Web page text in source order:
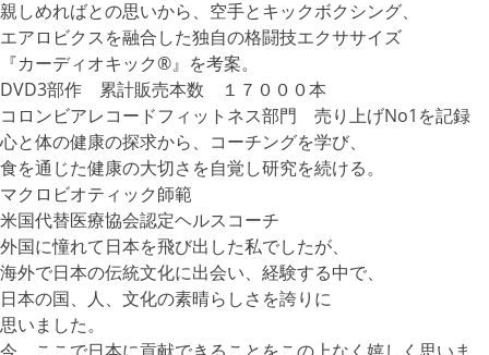
親しめればとの思いから、空手とキックボクシング、
エアロビクスを融合した独自の格闘技エクササイズ
『カーディオキック®』を考案。
DVD3部作 累計販売本数 １７０００本
コロンビアレコードフィットネス部門 売り上げNo1を記録
心と体の健康の探求から、コーチングを学び、
食を通じた健康の大切さを自覚し研究を続ける。
マクロビオティック師範
米国代替医療協会認定ヘルスコーチ
外国に憧れて日本を飛び出した私でしたが、
海外で日本の伝統文化に出会い、経験する中で、
日本の国、人、文化の素晴らしさを誇りに
思いました。